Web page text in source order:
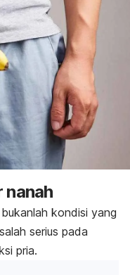
nanah
kondisi yang
serius pada
pria.